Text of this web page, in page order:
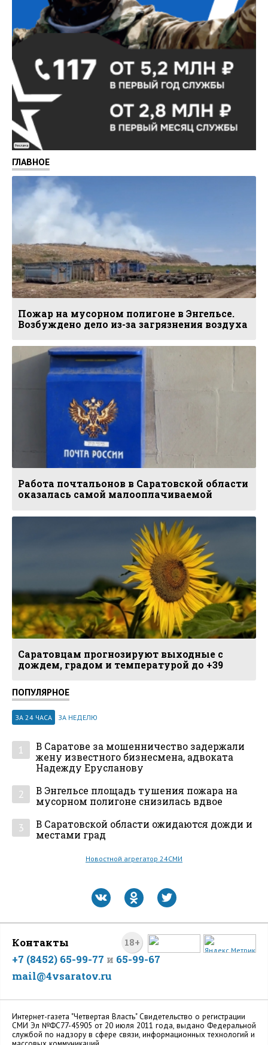
Реклама
ГЛАВНОЕ
Пожар на мусорном полигоне в Энгельсе.
Возбуждено дело из-за загрязнения воздуха
Работа почтальонов в Саратовской области
оказалась самой малооплачиваемой
Саратовцам прогнозируют выходные с
дождем, градом и температурой до +39
ПОПУЛЯРНОЕ
ЗА 24 ЧАСА ЗА НЕДЕЛЮ
1
В Саратове за мошенничество задержали
жену известного бизнесмена, адвоката
Надежду Ерусланову
2
В Энгельсе площадь тушения пожара на
мусорном полигоне снизилась вдвое
3
В Саратовской области ожидаются дожди и
местами град
Новостной агрегатор 24СМИ
18+
Контакты
+7 (8452) 65-99-77 и 65-99-67
mail@4vsaratov.ru
Интернет-газета "Четвертая Власть" Cвидетельство о регистрации
СМИ Эл №ФС77-45905 от 20 июля 2011 года, выдано Федеральной
службой по надзору в сфере связи, информационных технологий и